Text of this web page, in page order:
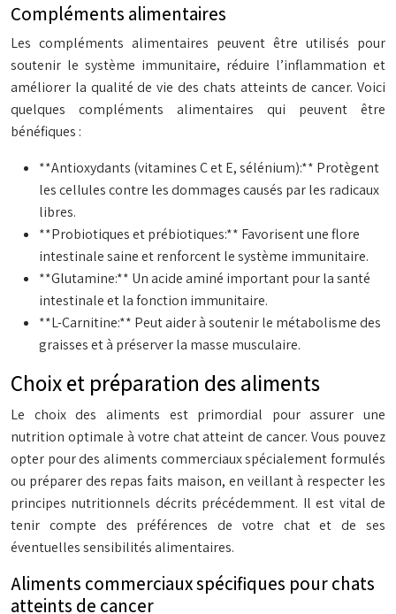
Compléments alimentaires
Les compléments alimentaires peuvent être utilisés pour
soutenir le système immunitaire, réduire l’inflammation et
améliorer la qualité de vie des chats atteints de cancer. Voici
quelques compléments alimentaires qui peuvent être
bénéfiques :
**Antioxydants (vitamines C et E, sélénium):** Protègent
les cellules contre les dommages causés par les radicaux
libres.
**Probiotiques et prébiotiques:** Favorisent une flore
intestinale saine et renforcent le système immunitaire.
**Glutamine:** Un acide aminé important pour la santé
intestinale et la fonction immunitaire.
**L-Carnitine:** Peut aider à soutenir le métabolisme des
graisses et à préserver la masse musculaire.
Choix et préparation des aliments
Le choix des aliments est primordial pour assurer une
nutrition optimale à votre chat atteint de cancer. Vous pouvez
opter pour des aliments commerciaux spécialement formulés
ou préparer des repas faits maison, en veillant à respecter les
principes nutritionnels décrits précédemment. Il est vital de
tenir compte des préférences de votre chat et de ses
éventuelles sensibilités alimentaires.
Aliments commerciaux spécifiques pour chats
atteints de cancer